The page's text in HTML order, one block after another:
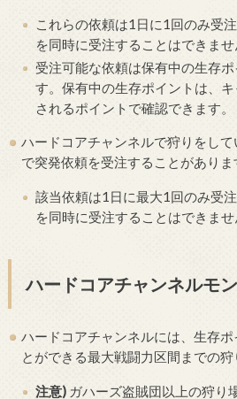
これらの依頼は1日に1回のみ受
を同時に受注することはできませ
受注可能な依頼は保有中の生存
す。保有中の生存ポイントは、
されるポイントで確認できます。
ハードコアチャンネルで狩りをし
で突発依頼を受注することがありま
該当依頼は1日に最大1回のみ受
を同時に受注することはできませ
ハードコアチャンネルモ
ハードコアチャンネルには、生存
とができる最大戦闘力区間までの狩
注意)ガハーズ盗賊団以上の狩り